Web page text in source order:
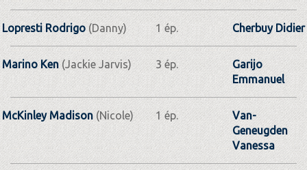
Lopresti Rodrigo (Danny) 1 ép. Cherbuy Didier
Marino Ken(Jackie Jarvis) 3 ép.
Garijo
Emmanuel
McKinley Madison (Nicole) 1 ép.
Van-
Geneugden
Vanessa